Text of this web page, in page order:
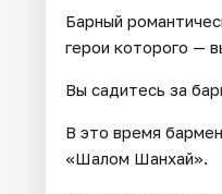
Барный
герои которого —
Вы садитесь за
В это время
«Шалом Шанхай».